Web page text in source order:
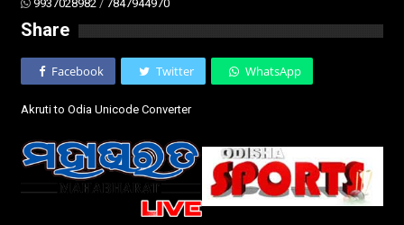
9937028982 / 7847944970
Share
Facebook Twitter WhatsApp
Akruti to Odia Unicode Converter